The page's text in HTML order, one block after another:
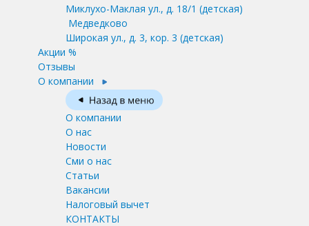
Миклухо-Маклая ул., д. 18/1 (детская)
Медведково
Широкая ул., д. 3, кор. 3 (детская)
Акции %
Отзывы
О компании
О компании
О нас
Новости
Сми о нас
Статьи
Вакансии
Налоговый вычет
КОНТАКТЫ